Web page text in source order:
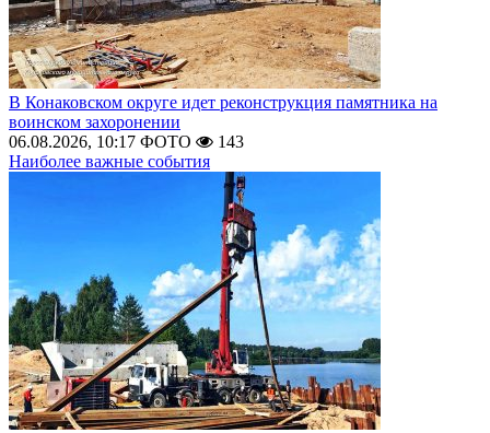
В Конаковском округе идет реконструкция памятника на
воинском захоронении
06.08.2026, 10:17 ФОТО
143
Наиболее важные события